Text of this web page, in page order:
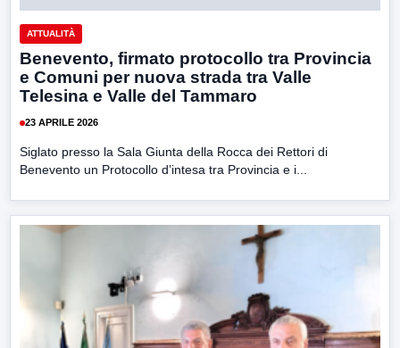
ATTUALITÀ
Benevento, firmato protocollo tra Provincia
e Comuni per nuova strada tra Valle
Telesina e Valle del Tammaro
23 APRILE 2026
Siglato presso la Sala Giunta della Rocca dei Rettori di
Benevento un Protocollo d’intesa tra Provincia e i...